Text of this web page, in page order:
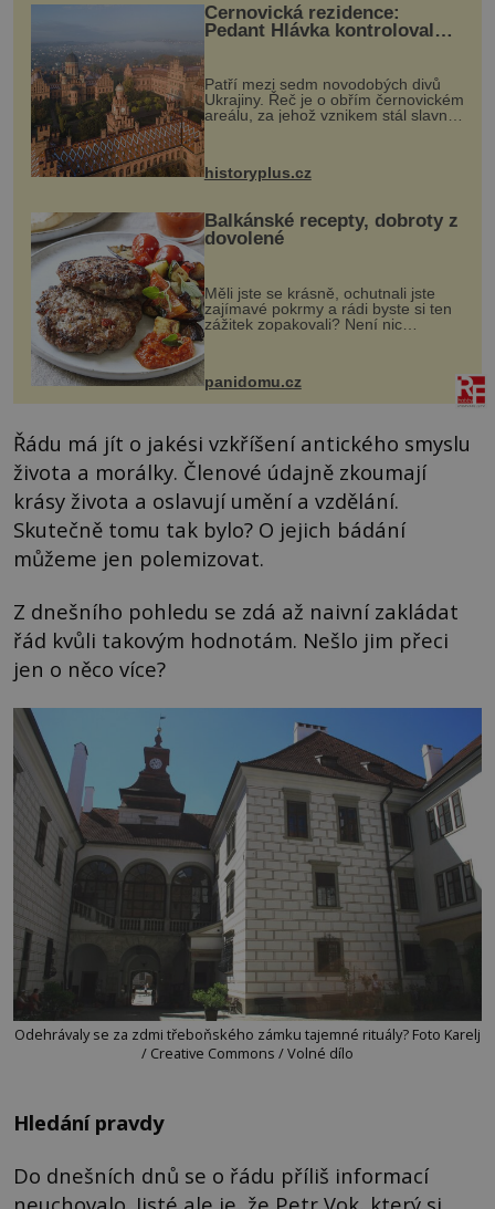
Černovická rezidence:
Pedant Hlávka kontroloval
Patří mezi sedm novodobých divů
Ukrajiny. Řeč je o obřím černovickém
areálu, za jehož vznikem stál slavný
český architekt Josef Hlávka. Ten si
na něm dal mimořádně záležet. Jeho
stavební plány by při ...
historyplus.cz
Balkánské recepty, dobroty z
dovolené
Měli jste se krásně, ochutnali jste
zajímavé pokrmy a rádi byste si ten
zážitek zopakovali? Není nic
snazšího. Pljeskavica (10 porcí)
Možná jste ji ochutnali na dovolené v
panidomu.cz
Řádu má jít o jakési vzkříšení antického smyslu
života a morálky. Členové údajně zkoumají
krásy života a oslavují umění a vzdělání.
Skutečně tomu tak bylo? O jejich bádání
můžeme jen polemizovat.
Z dnešního pohledu se zdá až naivní zakládat
řád kvůli takovým hodnotám. Nešlo jim přeci
jen o něco více?
Odehrávaly se za zdmi třeboňského zámku tajemné rituály? Foto Karelj
/ Creative Commons / Volné dílo
Hledání pravdy
Do dnešních dnů se o řádu příliš informací